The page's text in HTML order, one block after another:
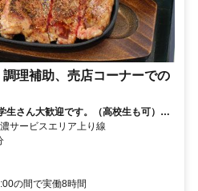
理補助、売店コーナーでの
生さん大歓迎です。（高校生も可）友
サービスエリア上り線
の間で実働8時間